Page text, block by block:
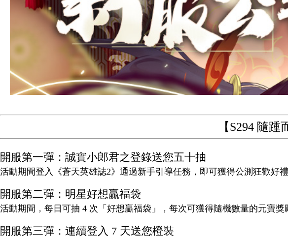
【S294 隨
開服第一彈：誠實小郎君之登錄送您五十抽
活動期間登入《蒼天英雄誌2》通過新手引導任務，即可獲得公測狂歡好
開服第二彈：明星好想贏福袋
活動期間，每日可抽 4 次「好想贏福袋」，每次可獲得隨機數量的元寶
開服第三彈：連續登入 7 天送您橙裝